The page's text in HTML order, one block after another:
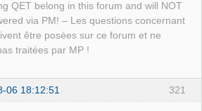
QET belong in this forum and will NOT
via PM! – Les questions concernant
être posées sur ce forum et ne
traitées par MP !
321
06 18:12:51